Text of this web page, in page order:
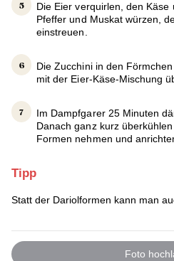
Die Eier verquirlen, den
Pfeffer und Muskat würzen,
einstreuen.
Die Zucchini in den
mit der Eier-Käse-Mischung
Im Dampfgarer 25 Minuten
Danach ganz kurz
Formen nehmen und
Tipp
Statt der Dariolformen kann man
Foto